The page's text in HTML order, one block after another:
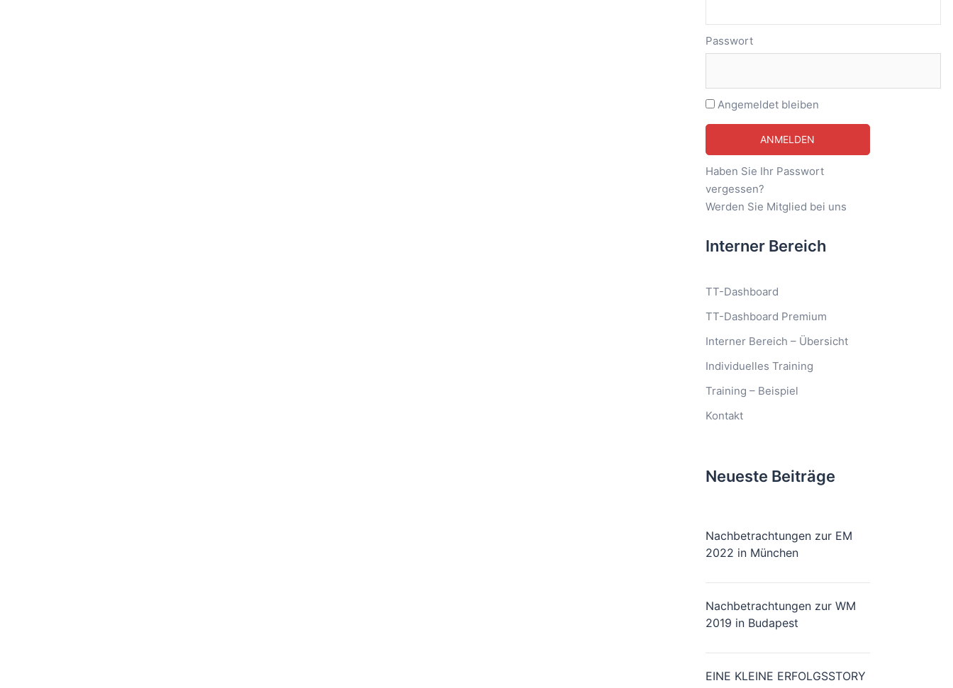
Passwort
Angemeldet bleiben
Haben Sie Ihr Passwort
vergessen?
Werden Sie Mitglied bei uns
Interner Bereich
TT-Dashboard
TT-Dashboard Premium
Interner Bereich – Übersicht
Individuelles Training
Training – Beispiel
Kontakt
Neueste Beiträge
Nachbetrachtungen zur EM
2022 in München
Nachbetrachtungen zur WM
2019 in Budapest
EINE KLEINE ERFOLGSSTORY